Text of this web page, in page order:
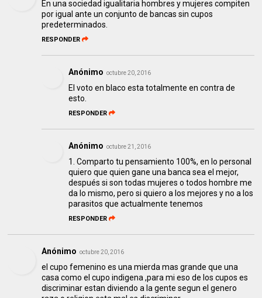
En una sociedad igualitaria hombres y mujeres compiten
por igual ante un conjunto de bancas sin cupos
predeterminados.
RESPONDER
Anónimo octubre 20, 2016
El voto en blaco esta totalmente en contra de
esto.
RESPONDER
Anónimo octubre 21, 2016
1. Comparto tu pensamiento 100%, en lo personal
quiero que quien gane una banca sea el mejor,
después si son todas mujeres o todos hombre me
da lo mismo, pero si quiero a los mejores y no a los
parasitos que actualmente tenemos
RESPONDER
Anónimo octubre 20, 2016
el cupo femenino es una mierda mas grande que una
casa como el cupo indigena ,para mi eso de los cupos es
discriminar estan diviendo a la gente segun el genero